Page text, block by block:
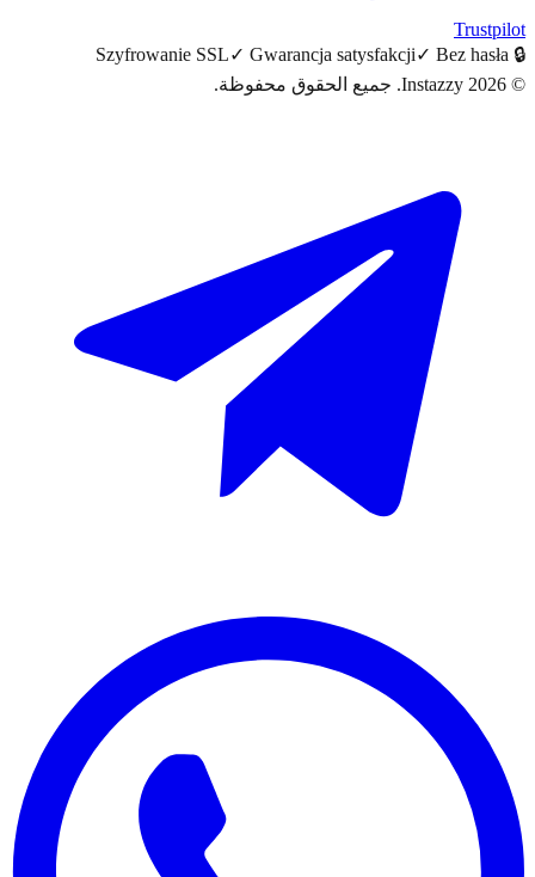
Szyfrowanie SSL✓Gwarancja satysfakcji✓Bez
Instazzy
.جميع الحقوق محفوظة.